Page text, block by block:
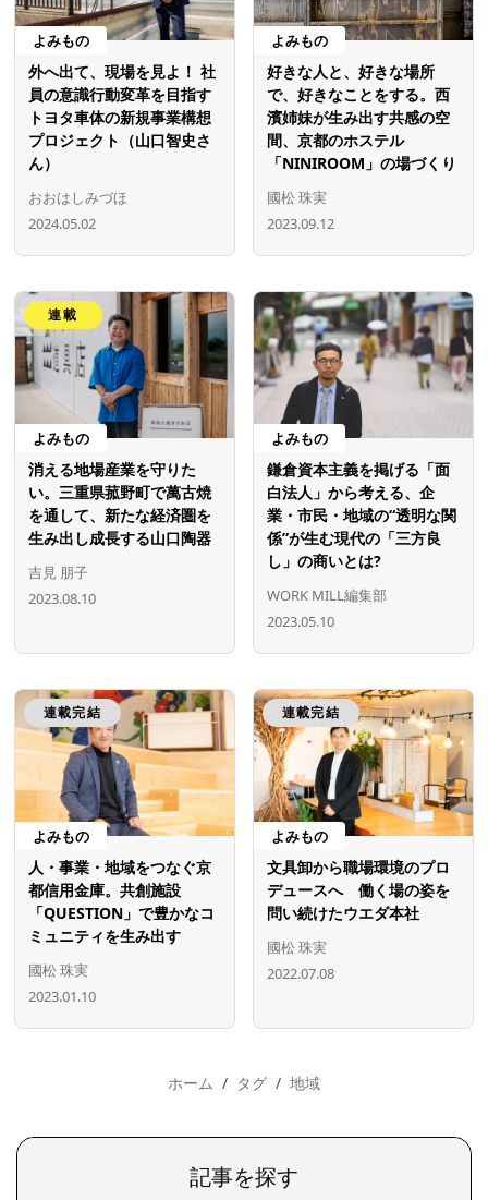
よみもの
外へ出て、現場を見よ！ 社
員の意識行動変革を目指す
トヨタ車体の新規事業構想
プロジェクト（山口智史さ
ん）
おおはしみづほ
2024.05.02
よみもの
好きな人と、好きな場所
で、好きなことをする。西
濱姉妹が生み出す共感の空
間、京都のホステル
「NINIROOM」の場づくり
國松 珠実
2023.09.12
連載
よみもの
消える地場産業を守りた
い。三重県菰野町で萬古焼
を通して、新たな経済圏を
生み出し成長する山口陶器
吉見 朋子
2023.08.10
よみもの
鎌倉資本主義を掲げる「面
白法人」から考える、企
業・市民・地域の“透明な関
係”が生む現代の「三方良
し」の商いとは?
WORK MILL編集部
2023.05.10
連載完結
よみもの
人・事業・地域をつなぐ京
都信用金庫。共創施設
「QUESTION」で豊かなコ
ミュニティを生み出す
國松 珠実
2023.01.10
連載完結
よみもの
文具卸から職場環境のプロ
デュースへ 働く場の姿を
問い続けたウエダ本社
國松 珠実
2022.07.08
ホーム タグ 地域
記事を探す